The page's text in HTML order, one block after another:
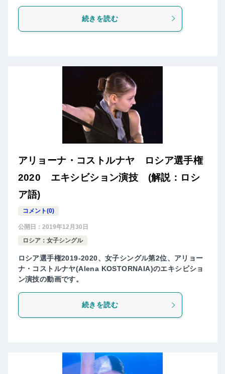
続きを読む
アリョーナ・コストルナヤ ロシア選手権
2020 エキシビション演技 (解説：ロシ
ア語)
コメント(0)
公開日： 2019年12月30日
ロシア：女子シングル
ロシア選手権2019-2020、女子シングル第2位、アリョー
ナ・コストルナヤ(Alena KOSTORNAIA)のエキシビショ
ン演技の動画です。
続きを読む